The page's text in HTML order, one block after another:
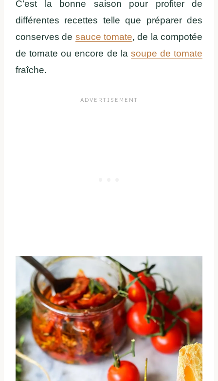
C’est la bonne saison pour profiter de
différentes recettes telle que préparer des
conserves de sauce tomate, de la compotée
de tomate ou encore de la soupe de tomate
fraîche.